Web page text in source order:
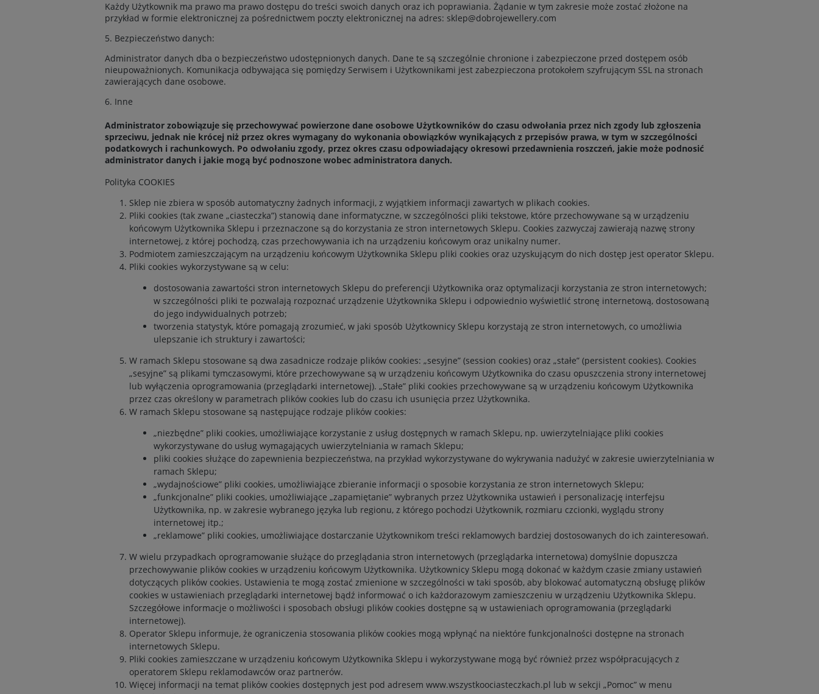
Każdy Użytkownik ma prawo ma prawo dostępu do treści swoich danych oraz ich poprawiania. Żądanie w tym zakresie może zostać złożone na
przykład w formie elektronicznej za pośrednictwem poczty elektronicznej na adres: sklep@dobrojewellery.com
5. Bezpieczeństwo danych:
Administrator danych dba o bezpieczeństwo udostępnionych danych. Dane te są szczególnie chronione i zabezpieczone przed dostępem osób
nieupoważnionych. Komunikacja odbywająca się pomiędzy Serwisem i Użytkownikami jest zabezpieczona protokołem szyfrującym SSL na stronach
zawierających dane osobowe.
6. Inne
Administrator zobowiązuje się przechowywać powierzone dane osobowe Użytkowników do czasu odwołania przez nich zgody lub zgłoszenia
sprzeciwu, jednak nie krócej niż przez okres wymagany do wykonania obowiązków wynikających z przepisów prawa, w tym w szczególności
podatkowych i rachunkowych. Po odwołaniu zgody, przez okres czasu odpowiadający okresowi przedawnienia roszczeń, jakie może podnosić
administrator danych i jakie mogą być podnoszone wobec administratora danych.
Polityka COOKIES
Sklep nie zbiera w sposób automatyczny żadnych informacji, z wyjątkiem informacji zawartych w plikach cookies.
Pliki cookies (tak zwane „ciasteczka”) stanowią dane informatyczne, w szczególności pliki tekstowe, które przechowywane są w urządzeniu
końcowym Użytkownika Sklepu i przeznaczone są do korzystania ze stron internetowych Sklepu. Cookies zazwyczaj zawierają nazwę strony
internetowej, z której pochodzą, czas przechowywania ich na urządzeniu końcowym oraz unikalny numer.
Podmiotem zamieszczającym na urządzeniu końcowym Użytkownika Sklepu pliki cookies oraz uzyskującym do nich dostęp jest operator Sklepu.
Pliki cookies wykorzystywane są w celu:
dostosowania zawartości stron internetowych Sklepu do preferencji Użytkownika oraz optymalizacji korzystania ze stron internetowych;
w szczególności pliki te pozwalają rozpoznać urządzenie Użytkownika Sklepu i odpowiednio wyświetlić stronę internetową, dostosowaną
do jego indywidualnych potrzeb;
tworzenia statystyk, które pomagają zrozumieć, w jaki sposób Użytkownicy Sklepu korzystają ze stron internetowych, co umożliwia
ulepszanie ich struktury i zawartości;
W ramach Sklepu stosowane są dwa zasadnicze rodzaje plików cookies: „sesyjne” (session cookies) oraz „stałe” (persistent cookies). Cookies
„sesyjne” są plikami tymczasowymi, które przechowywane są w urządzeniu końcowym Użytkownika do czasu opuszczenia strony internetowej
lub wyłączenia oprogramowania (przeglądarki internetowej). „Stałe” pliki cookies przechowywane są w urządzeniu końcowym Użytkownika
przez czas określony w parametrach plików cookies lub do czasu ich usunięcia przez Użytkownika.
W ramach Sklepu stosowane są następujące rodzaje plików cookies:
„niezbędne” pliki cookies, umożliwiające korzystanie z usług dostępnych w ramach Sklepu, np. uwierzytelniające pliki cookies
wykorzystywane do usług wymagających uwierzytelniania w ramach Sklepu;
pliki cookies służące do zapewnienia bezpieczeństwa, na przykład wykorzystywane do wykrywania nadużyć w zakresie uwierzytelniania w
ramach Sklepu;
„wydajnościowe” pliki cookies, umożliwiające zbieranie informacji o sposobie korzystania ze stron internetowych Sklepu;
„funkcjonalne” pliki cookies, umożliwiające „zapamiętanie” wybranych przez Użytkownika ustawień i personalizację interfejsu
Użytkownika, np. w zakresie wybranego języka lub regionu, z którego pochodzi Użytkownik, rozmiaru czcionki, wyglądu strony
internetowej itp.;
„reklamowe” pliki cookies, umożliwiające dostarczanie Użytkownikom treści reklamowych bardziej dostosowanych do ich zainteresowań.
W wielu przypadkach oprogramowanie służące do przeglądania stron internetowych (przeglądarka internetowa) domyślnie dopuszcza
przechowywanie plików cookies w urządzeniu końcowym Użytkownika. Użytkownicy Sklepu mogą dokonać w każdym czasie zmiany ustawień
dotyczących plików cookies. Ustawienia te mogą zostać zmienione w szczególności w taki sposób, aby blokować automatyczną obsługę plików
cookies w ustawieniach przeglądarki internetowej bądź informować o ich każdorazowym zamieszczeniu w urządzeniu Użytkownika Sklepu.
Szczegółowe informacje o możliwości i sposobach obsługi plików cookies dostępne są w ustawieniach oprogramowania (przeglądarki
internetowej).
Operator Sklepu informuje, że ograniczenia stosowania plików cookies mogą wpłynąć na niektóre funkcjonalności dostępne na stronach
internetowych Sklepu.
Pliki cookies zamieszczane w urządzeniu końcowym Użytkownika Sklepu i wykorzystywane mogą być również przez współpracujących z
operatorem Sklepu reklamodawców oraz partnerów.
Więcej informacji na temat plików cookies dostępnych jest pod adresem www.wszystkoociasteczkach.pl lub w sekcji „Pomoc” w menu